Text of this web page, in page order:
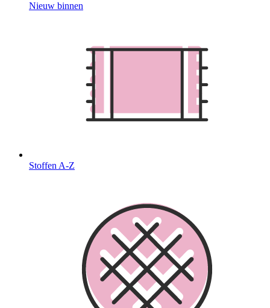
Nieuw binnen
Stoffen A-Z